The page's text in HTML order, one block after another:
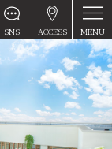
SNS ACCESS MENU